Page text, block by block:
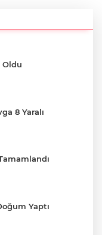
Oldu
8 Yaralı
Yaptı